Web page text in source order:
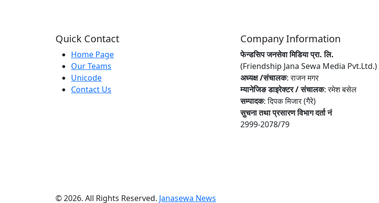
Quick Contact
Home Page
Our Teams
Unicode
Contact Us
Company Information
फेन्डसिप जनसेवा मिडिया प्रा. लि.
(Friendship Jana Sewa Media Pvt.Ltd.)
अध्यक्ष /संचालक: राजन मगर
म्यानेजिङ डाइरेक्टर / संचालक: रमेश बसेल
सम्पादक: दिपक मिजार (गैरे)
सुचना तथा प्रसारण विभाग दर्ता नं
2999-2078/79
© 2026. All Rights Reserved. Janasewa News